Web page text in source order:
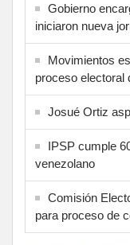
Gobierno
iniciaron nueva
Movimientos
proceso electoral
Josué Ortiz
IPSP cumple
venezolano
Comisión
para proceso de